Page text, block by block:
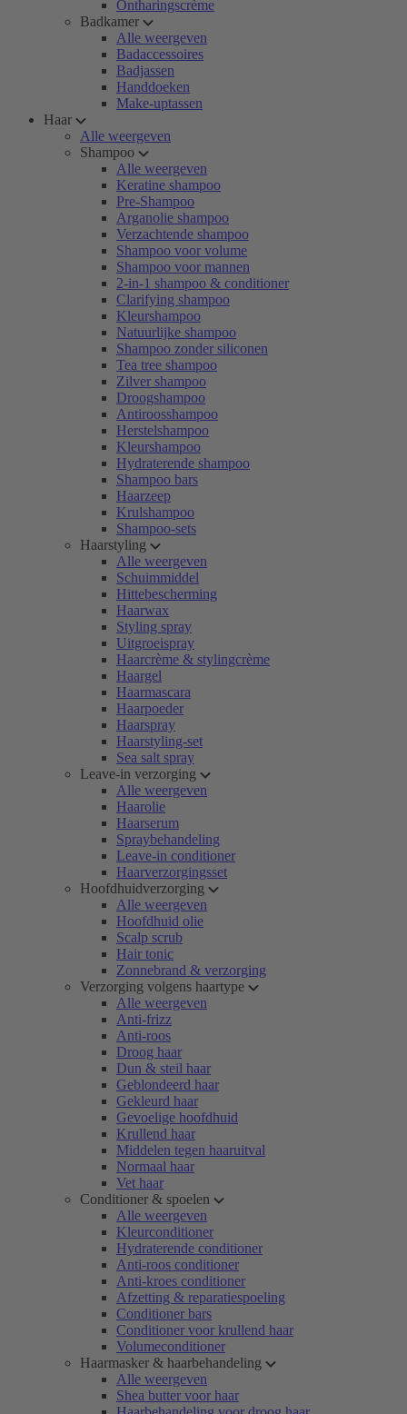
Ontharingscrème
Badkamer
Alle weergeven
Badaccessoires
Badjassen
Handdoeken
Make-uptassen
Haar
Alle weergeven
Shampoo
Alle weergeven
Keratine shampoo
Pre-Shampoo
Arganolie shampoo
Verzachtende shampoo
Shampoo voor volume
Shampoo voor mannen
2-in-1 shampoo & conditioner
Clarifying shampoo
Kleurshampoo
Natuurlijke shampoo
Shampoo zonder siliconen
Tea tree shampoo
Zilver shampoo
Droogshampoo
Antiroosshampoo
Herstelshampoo
Kleurshampoo
Hydraterende shampoo
Shampoo bars
Haarzeep
Krulshampoo
Shampoo-sets
Haarstyling
Alle weergeven
Schuimmiddel
Hittebescherming
Haarwax
Styling spray
Uitgroeispray
Haarcrème & stylingcrème
Haargel
Haarmascara
Haarpoeder
Haarspray
Haarstyling-set
Sea salt spray
Leave-in verzorging
Alle weergeven
Haarolie
Haarserum
Spraybehandeling
Leave-in conditioner
Haarverzorgingsset
Hoofdhuidverzorging
Alle weergeven
Hoofdhuid olie
Scalp scrub
Hair tonic
Zonnebrand & verzorging
Verzorging volgens haartype
Alle weergeven
Anti-frizz
Anti-roos
Droog haar
Dun & steil haar
Geblondeerd haar
Gekleurd haar
Gevoelige hoofdhuid
Krullend haar
Middelen tegen haaruitval
Normaal haar
Vet haar
Conditioner & spoelen
Alle weergeven
Kleurconditioner
Hydraterende conditioner
Anti-roos conditioner
Anti-kroes conditioner
Afzetting & reparatiespoeling
Conditioner bars
Conditioner voor krullend haar
Volumeconditioner
Haarmasker & haarbehandeling
Alle weergeven
Shea butter voor haar